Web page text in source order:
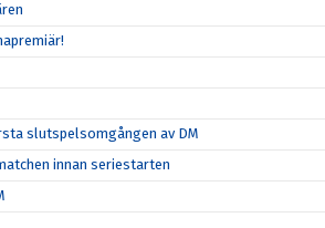
slutspelsomgången av DM
innan seriestarten